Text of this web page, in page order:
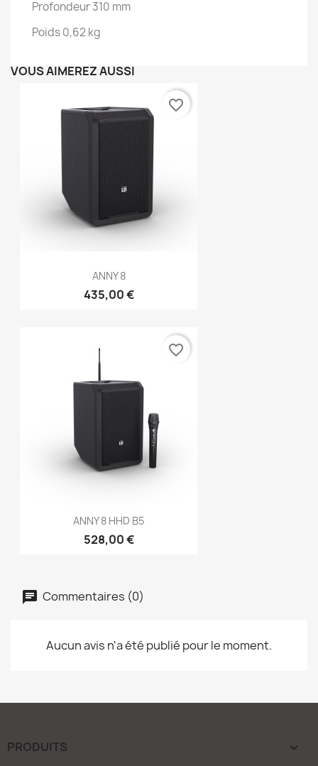
Profondeur 310 mm
Poids 0,62 kg
VOUS AIMEREZ AUSSI
ANNY 8
435,00 €
favorite_border
ANNY 8 HHD B5
528,00 €
favorite_border
Commentaires (0)
Aucun avis n'a été publié pour le moment.
PRODUITS 